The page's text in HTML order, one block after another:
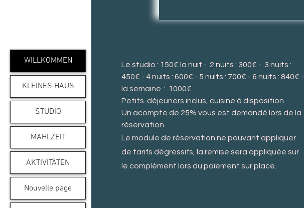
WILLKOMMEN
KLEINES HAUS
STUDIO
MAHLZEIT
AKTIVITÄTEN
Nouvelle page
Le studio : 150€ la nuit - 2 nuits : 300€ - 3 nuits :
450€ - 4nuits : 600€ - 5 nuits : 700€ - 6 nuits : 840€ -
a semaine : 1000€.
Petits-déjeuners inclus, cuisine à disposition
Un acompte de 25% vous est demandé lors de la
réservation.
Le module de réservation ne pouvant appliquer
de tarifs dégressifs, la remise sera appliquée sur
le complément lors du paiement sur place.